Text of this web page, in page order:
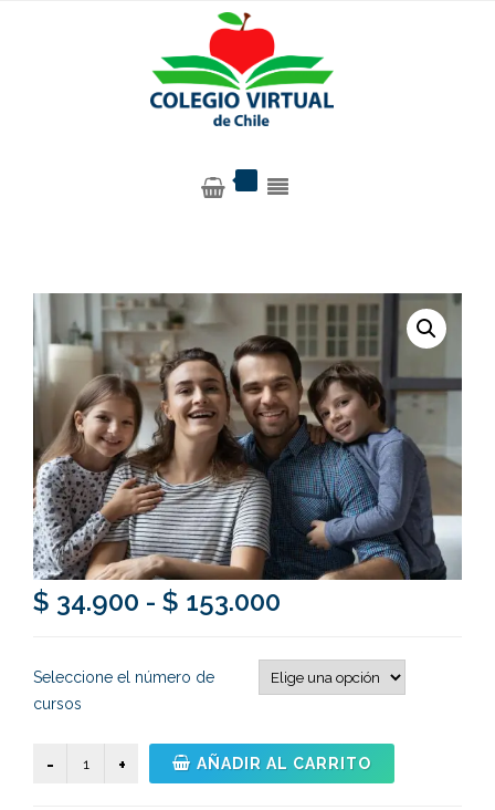
$ 34.900 - $ 153.000
precios:
desde
$ 34.900
Seleccione el número de
cursos
Cursos
AÑADIR AL CARRITO